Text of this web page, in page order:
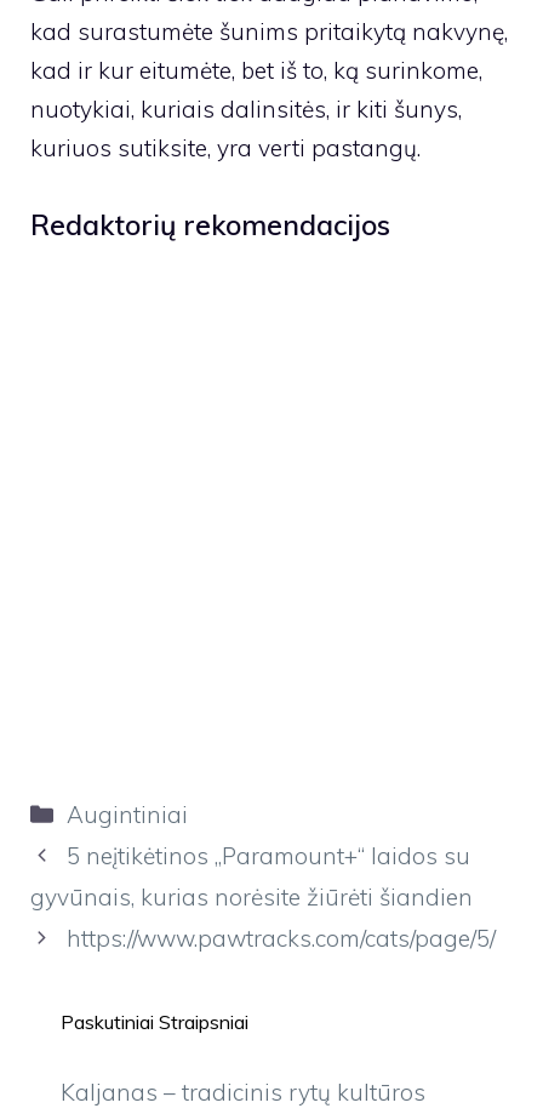
kad surastumėte šunims pritaikytą nakvynę,
kad ir kur eitumėte, bet iš to, ką surinkome,
nuotykiai, kuriais dalinsitės, ir kiti šunys,
kuriuos sutiksite, yra verti pastangų.
Redaktorių rekomendacijos
Kategorijos
Augintiniai
5 neįtikėtinos „Paramount+“ laidos su
gyvūnais, kurias norėsite žiūrėti šiandien
https://www.pawtracks.com/cats/page/5/
Paskutiniai Straipsniai
Kaljanas – tradicinis rytų kultūros